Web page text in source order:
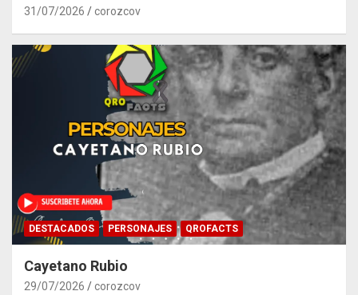
31/07/2026 corozcov
DESTACADOS PERSONAJES QROFACTS
Cayetano Rubio
29/07/2026 corozcov